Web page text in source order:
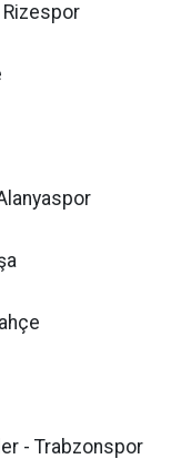
Rizespor
- Trabzonspor